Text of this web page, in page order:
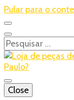
Pular para o
Pesquisar
por:
Blog – Realtrac
Close